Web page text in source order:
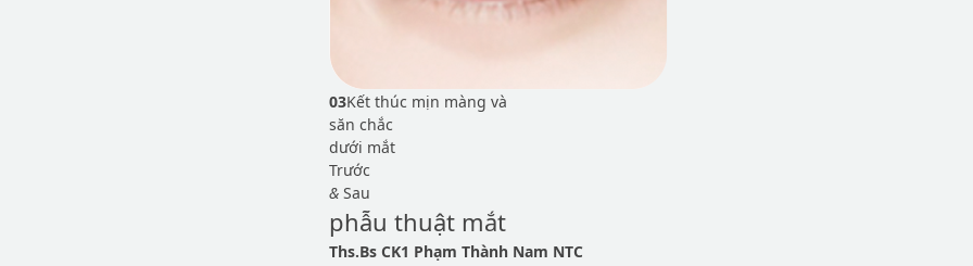
03Kết thúc mịn màng và
săn chắc
dưới mắt
Trước
& Sau
phẫu thuật mắt
Ths.Bs CK1 Phạm Thành Nam NTC